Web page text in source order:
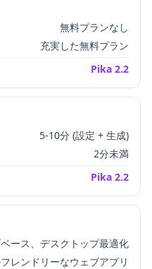
無料プランなし
充実した無料プラン
Pika 2.2
5-10分 (設定 + 生成)
2分未満
Pika 2.2
ース、デスクトップ最適化
レンドリーなウェブアプリ